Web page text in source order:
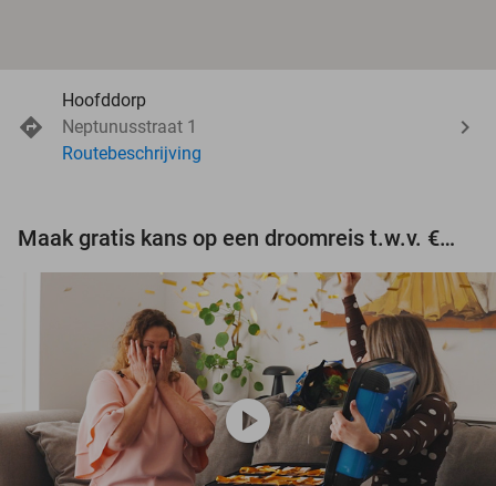
Hoofddorp
Neptunusstraat 1
Routebeschrijving
Maak gratis kans op een droomreis t.w.v. €3.000!
play_circle